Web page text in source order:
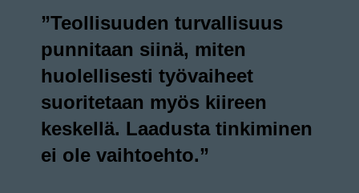
”Teollisuuden turvallisuus
punnitaan siinä, miten
huolellisesti työvaiheet
suoritetaan myös kiireen
keskellä. Laadusta tinkiminen
ei ole vaihtoehto.”